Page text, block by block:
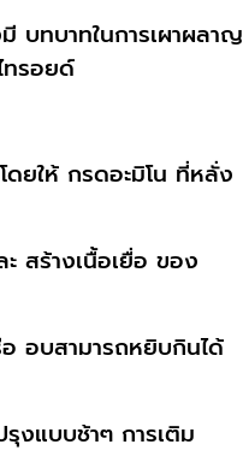
บทบาทในการเผาผลาญ
รอยด์
ยให้ กรดอะมิโน ที่หลั่ง
สร้างเนื้อเยื่อ ของ
อบสามารถหยิบกินได้
งแบบช้าๆ การเติม